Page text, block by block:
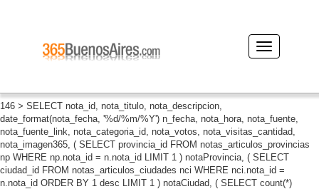
146 > SELECT nota_id, nota_titulo, nota_descripcion,
date_format(nota_fecha, '%d/%m/%Y') n_fecha, nota_hora, nota_fuente,
nota_fuente_link, nota_categoria_id, nota_votos, nota_visitas_cantidad,
nota_imagen365, ( SELECT provincia_id FROM notas_articulos_provincias
np WHERE np.nota_id = n.nota_id LIMIT 1 ) notaProvincia, ( SELECT
ciudad_id FROM notas_articulos_ciudades nci WHERE nci.nota_id =
n.nota_id ORDER BY 1 desc LIMIT 1 ) notaCiudad, ( SELECT count(*)
Desplegar
navegación